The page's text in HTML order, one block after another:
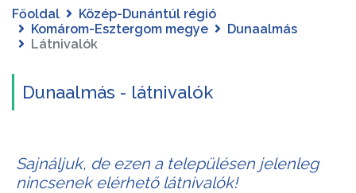
Főoldal
Közép-Dunántúl régió
Komárom-Esztergom megye
Dunaalmás
Látnivalók
Dunaalmás - látnivalók
Sajnáljuk, de ezen a településen jelenleg
nincsenek elérhető látnivalók!